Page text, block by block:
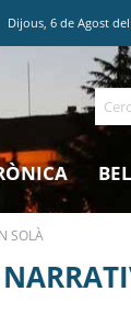
Dijous,6 deAgost
Cerca
SOLÀ